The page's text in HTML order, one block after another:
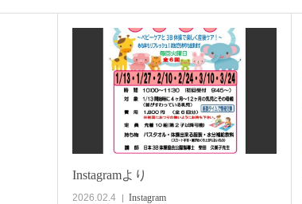
Instagramより
2026.02.4 Instagram